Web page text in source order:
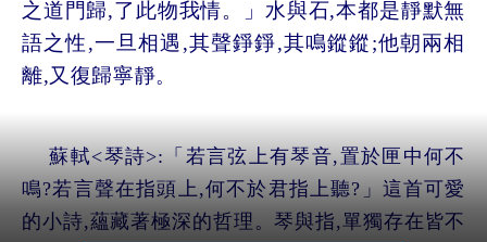
之道門歸,了此物我情。
」水與石,本都是靜默無
語之性,一旦相遇,其聲錚錚,其鳴鏦鏦;他朝兩相
離,又復歸寧靜。
蘇軾<琴詩>:「若言弦上有琴音,置於匣中何不
鳴?若言聲在指頭上,何不於君指上聽?」這首可愛
的小詩,蘊藏著極深的哲理 。琴與指,單獨存在皆不